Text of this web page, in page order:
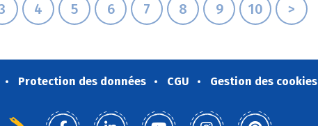
4 5 6 7 8 9 10 >
Protection des données CGU Gestion des cookies